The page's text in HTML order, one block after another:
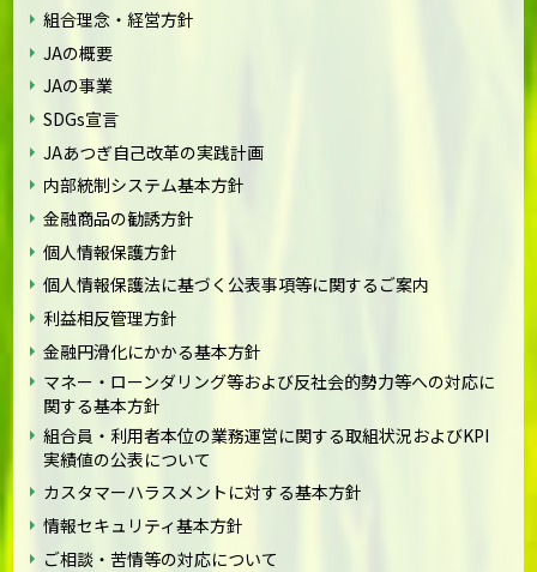
組合理念・経営方針
JAの概要
JAの事業
SDGs宣言
JAあつぎ自己改革の実践計画
内部統制システム基本方針
金融商品の勧誘方針
個人情報保護方針
個人情報保護法に基づく公表事項等に関するご案内
利益相反管理方針
金融円滑化にかかる基本方針
マネー・ローンダリング等および反社会的勢力等への対応に
関する基本方針
組合員・利用者本位の業務運営に関する取組状況およびKPI
実績値の公表について
カスタマーハラスメントに対する基本方針
情報セキュリティ基本方針
ご相談・苦情等の対応について